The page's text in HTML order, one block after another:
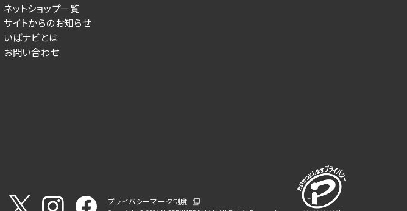
ネットショップ一覧
サイトからのお知らせ
いばナビとは
お問い合わせ
プライバシーマーク制度